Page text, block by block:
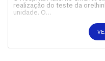
realização do teste da
unidade. O…